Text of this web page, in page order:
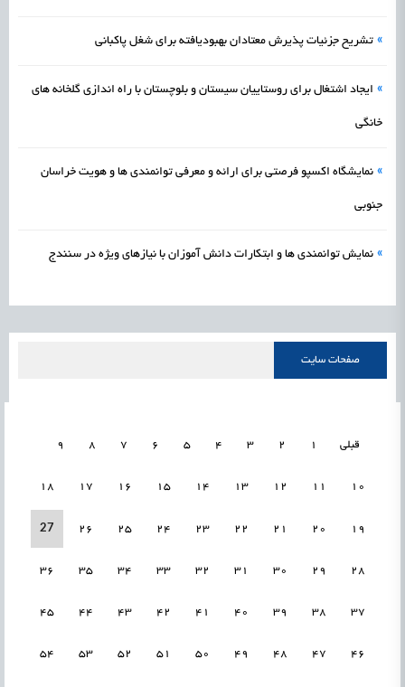
» تشریح جزئیات پذیرش معتادان بهبودیافته برای شغل پاکبانی
» ایجاد اشتغال برای روستاییان سیستان و بلوچستان با راه اندازی گلخانه های
خانگی
» نمایشگاه اکسپو فرصتی برای ارائه و معرفی توانمندی ها و هویت خراسان
جنوبی
» نمایش توانمندی ها و ابتکارات دانش آموزان با نیازهای ویژه در سنندج
صفحات سایت
قبلی 1
2
3
4
5
6
7
8
9
10
11
12
13
14
15
16
17
18
19
20
21
22
23
24
25
26
27
28
29
30
31
32
33
34
35
36
37
38
39
40
41
42
43
44
45
46
47
48
49
50
51
52
53
54